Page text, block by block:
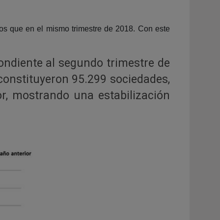
que en el mismo trimestre de 2018. Con este
al segundo trimestre de
95.299 sociedades,
mostrando una estabilización